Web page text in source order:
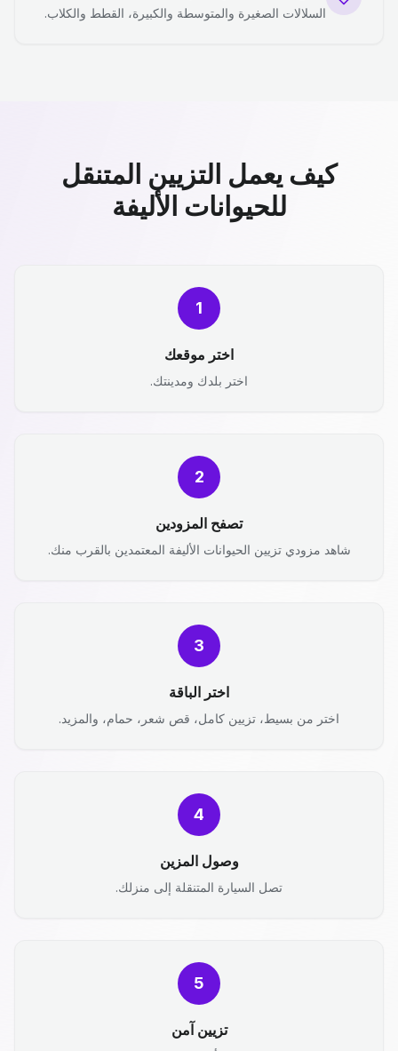
السلالات الصغيرة والمتوسطة والكبيرة، القطط والكلاب.
كيف يعمل التزيين المتنقل
للحيوانات الأليفة
1
اختر موقعك
اختر بلدك ومدينتك.
2
تصفح المزودين
شاهد مزودي تزيين الحيوانات الأليفة المعتمدين بالقرب منك.
3
اختر الباقة
اختر من بسيط، تزيين كامل، قص شعر، حمام، والمزيد.
4
وصول المزين
تصل السيارة المتنقلة إلى منزلك.
5
تزيين آمن